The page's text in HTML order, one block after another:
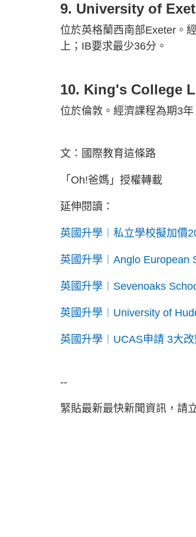
9. University of
位於英格蘭西南部Exeter。
上；IB要求最少36分。
10. King's College
位於倫敦。經濟課程為期3
文：國際教育這條路
「Oh!爸媽」授權轉載
延伸閱讀：
英國升學︱私立學校擬加價
英國升學︱Anglo European
英國升學︱Sevenoaks
英國升學︱University of
英國升學︱UCAS申請 3大改
--
緊貼最新最快新聞資訊，請